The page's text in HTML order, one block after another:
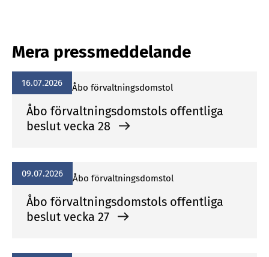
Mera pressmeddelande
16.07.2026 Åbo förvaltningsdomstol
Åbo förvaltningsdomstols offentliga
beslut vecka 28
09.07.2026 Åbo förvaltningsdomstol
Åbo förvaltningsdomstols offentliga
beslut vecka 27